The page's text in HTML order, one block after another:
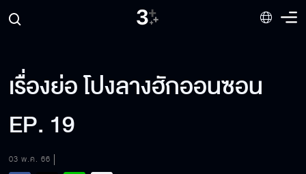
เรื่องย่อ โปงลางฮักออนซอน
EP. 19
03 พ.ค. 66